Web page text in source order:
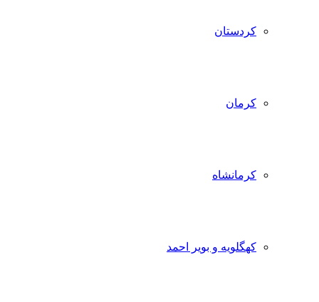
کردستان
کرمان
کرمانشاه
کهگلویه و بویر احمد